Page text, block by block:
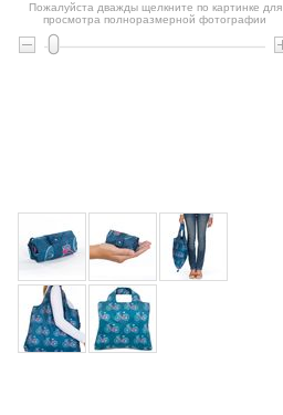
Пожалуйста дважды щелкните по картинке для
просмотра полноразмерной фотографии